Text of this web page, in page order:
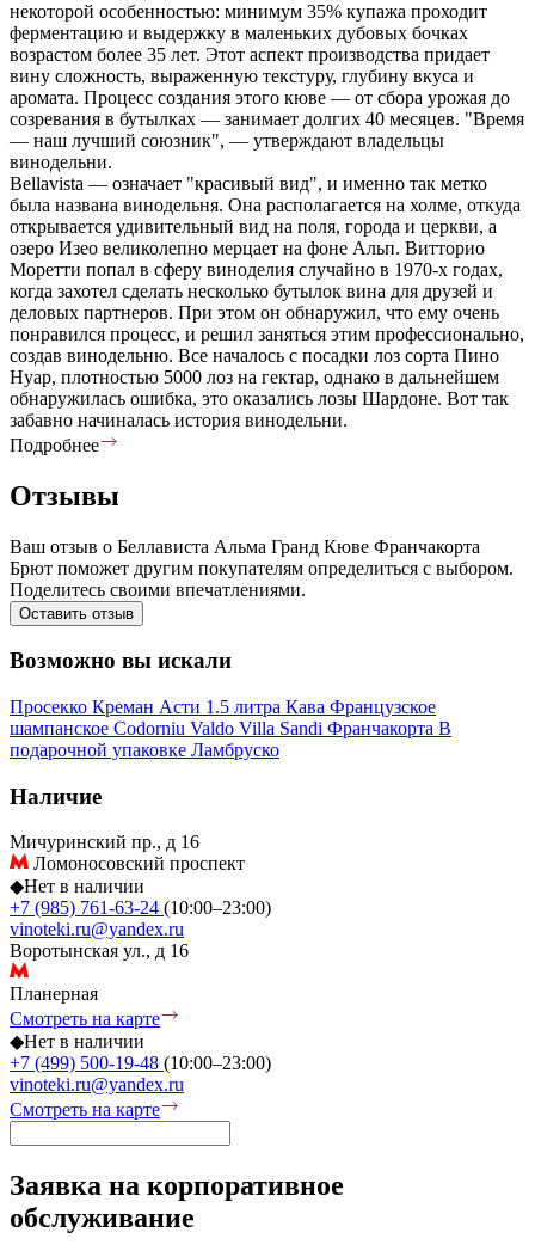
некоторой особенностью: минимум 35% купажа проходит
ферментацию и выдержку в маленьких дубовых бочках
возрастом более 35 лет. Этот аспект производства придает
вину сложность, выраженную текстуру, глубину вкуса и
аромата. Процесс создания этого кюве — от сбора урожая до
созревания в бутылках — занимает долгих 40 месяцев. "Время
— наш лучший союзник", — утверждают владельцы
винодельни.
Bellavista — означает "красивый вид", и именно так метко
была названа винодельня. Она располагается на холме, откуда
открывается удивительный вид на поля, города и церкви, а
озеро Изео великолепно мерцает на фоне Альп. Витторио
Моретти попал в сферу виноделия случайно в 1970-х годах,
когда захотел сделать несколько бутылок вина для друзей и
деловых партнеров. При этом он обнаружил, что ему очень
понравился процесс, и решил заняться этим профессионально,
создав винодельню. Все началось с посадки лоз сорта Пино
Нуар, плотностью 5000 лоз на гектар, однако в дальнейшем
обнаружилась ошибка, это оказались лозы Шардоне. Вот так
забавно начиналась история винодельни.
Подробнее
Отзывы
Ваш отзыв о Беллависта Альма Гранд Кюве Франчакорта
Брют поможет другим покупателям определиться с выбором.
Поделитесь своими впечатлениями.
Оставить отзыв
Возможно вы искали
Просекко Креман Асти 1.5 литра Кава Французское
шампанское Codorniu Valdo Villa Sandi Франчакорта В
подарочной упаковке Ламбруско
Наличие
Мичуринский пр., д 16
Ломоносовский проспект
◆Нет в наличии
+7 (985) 761-63-24 (10:00–23:00)
vinoteki.ru@yandex.ru
Воротынская ул., д 16
Планерная
Смотреть на карте
◆Нет в наличии
+7 (499) 500-19-48 (10:00–23:00)
vinoteki.ru@yandex.ru
Смотреть на карте
Заявка на корпоративное
обслуживание